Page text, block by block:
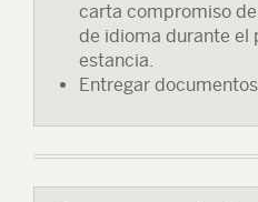
carta compromiso
de idioma durante el
estancia.
Entregar